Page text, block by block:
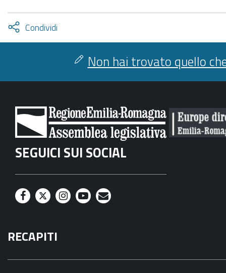
Condividi
facebook
twitter
Attiva
condividi
Non hai trovato quello
SEGUICI SUI SOCIAL
F
c
e
T
i
t
I
t
Y
t
M
l
RECAPITI